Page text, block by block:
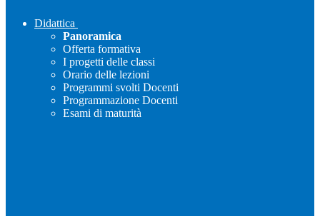
Didattica
Panoramica
Offerta formativa
I progetti delle classi
Orario delle lezioni
Programmi svolti Docenti
Programmazione Docenti
Esami di maturità